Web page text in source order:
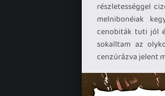
részletességgel
melnibonéiak
cenobiták tuti jól
sokalltam az
cenzúrázva jelent